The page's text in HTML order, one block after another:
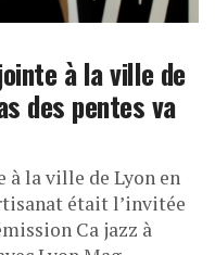
à la ville de
des pentes va
la ville de Lyon en
était l’invitée
Ca jazz à